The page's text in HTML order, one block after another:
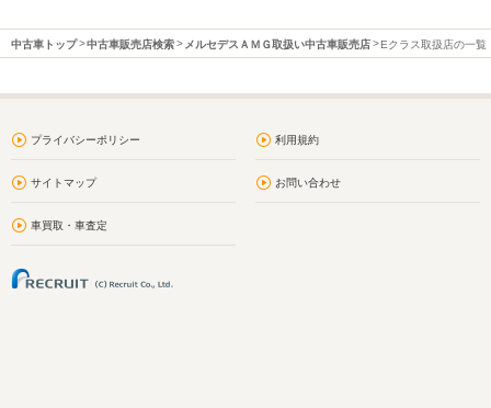
中古車トップ 中古車販売店検索 メルセデスＡＭＧ取扱い中古車販売店 Eクラス取扱店の一覧
プライバシーポリシー 利用規約
サイトマップ お問い合わせ
車買取・車査定